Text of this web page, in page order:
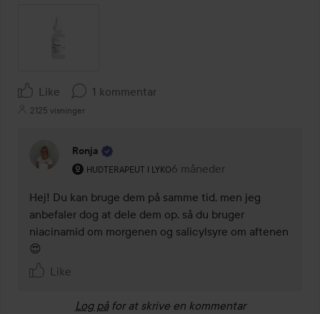
Like 1 kommentar
2125 visninger
Ronja
HUDTERAPEUT I LYKO
Brugerens rolle: Hudterapeut i Lyko.
6 måneder
Kommentaren lades 6
Hej! Du kan bruge dem på samme tid, men jeg
anbefaler dog at dele dem op, så du bruger
niacinamid om morgenen og salicylsyre om aftenen
😍
Like
Log på for at skrive en kommentar